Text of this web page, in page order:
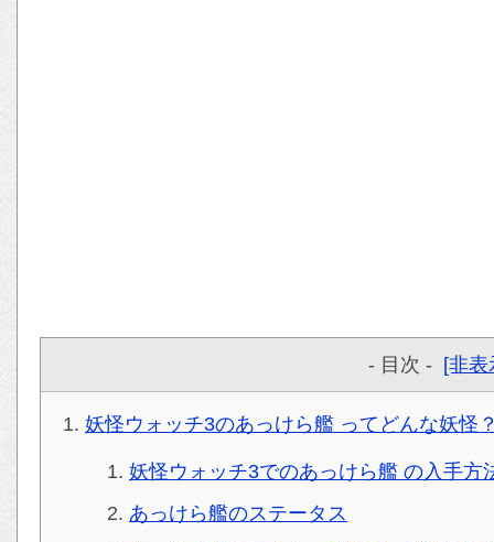
- 目次 - [非表
妖怪ウォッチ3のあっけら艦 ってどんな妖怪
妖怪ウォッチ3でのあっけら艦 の入手方
あっけら艦のステータス